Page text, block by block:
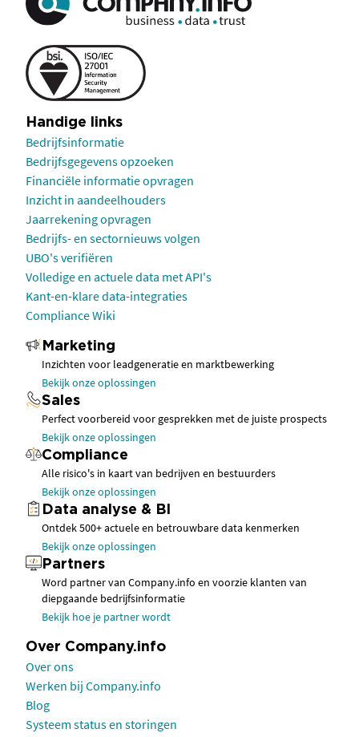
Handige links
Bedrijfsinformatie
Bedrijfsgegevens opzoeken
Financiële informatie opvragen
Inzicht in aandeelhouders
Jaarrekening opvragen
Bedrijfs- en sectornieuws volgen
UBO's verifiëren
Volledige en actuele data met API's
Kant-en-klare data-integraties
Compliance Wiki
Marketing
Inzichten voor leadgeneratie en marktbewerking
Bekijk onze oplossingen
Sales
Perfect voorbereid voor gesprekken met de juiste prospects
Bekijk onze oplossingen
Compliance
Alle risico's in kaart van bedrijven en bestuurders
Bekijk onze oplossingen
Data analyse & BI
Ontdek 500+ actuele en betrouwbare data kenmerken
Bekijk onze oplossingen
Partners
Word partner van Company.info en voorzie klanten van
diepgaande bedrijfsinformatie
Bekijk hoe je partner wordt
Over Company.info
Over ons
Werken bij Company.info
Blog
Systeem status en storingen